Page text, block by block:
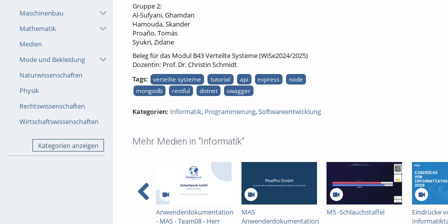
Maschinenbau
Mathematik
Medien
Mode und Bekleidung
Naturwissenschaften
Physik
Rechtswissenschaften
Wirtschaftswissenschaften
Kategorien anzeigen
Gruppe 2:
Al-Sufyani, Ghamdan
Hamouda, Skander
Proaño, Tomás
Syukri, Zidane
Beleg für das Modul B43 Verteilte Systeme (WiSe2024/2025)
Dozentin: Prof. Dr. Christin Schmidt
Tags:
verteilte systeme tutorial api express
node
mongodb
restful dotnet swagger
Kategorien: Informatik, Programmierung,Softwareentwicklung
Mehr Medien in "Informatik"
Anwenderdokumentation
- MAS - Team08 - Herr
MAS
Anwenderdokumentation
M5 -Schlauchstaffel
Eindrücke